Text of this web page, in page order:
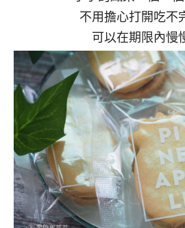
不用擔心打開吃不
可以在期限內慢